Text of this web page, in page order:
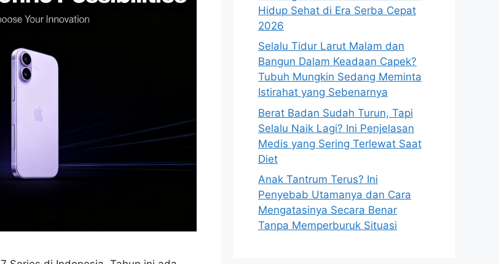
Hidup Sehat di Era Serba Cepat
2026
Selalu Tidur Larut Malam dan
Bangun Dalam Keadaan Capek?
Tubuh Mungkin Sedang Meminta
Istirahat yang Sebenarnya
Berat Badan Sudah Turun, Tapi
Selalu Naik Lagi? Ini Penjelasan
Medis yang Sering Terlewat Saat
Diet
Anak Tantrum Terus? Ini
Penyebab Utamanya dan Cara
Mengatasinya Secara Benar
Tanpa Memperburuk Situasi